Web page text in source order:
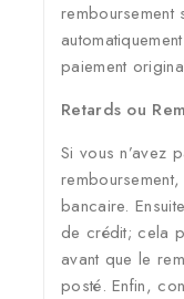
remboursement
paiement
Retards ou
Si vous n’avez
bancaire.
de crédit; cela
avant que le
posté. Enfin,